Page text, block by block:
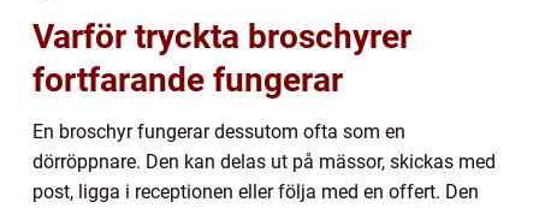
Varför tryckta broschyrer
fortfarande fungerar
En broschyr fungerar dessutom ofta som en
dörröppnare. Den kan delas ut på mässor, skickas med
post, ligga i receptionen eller följa med en offert. Den